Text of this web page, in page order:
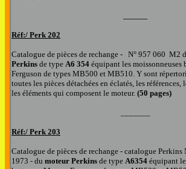
Réf:/ Perk 202
Catalogue de pièces de rechange - N° 957 060 M2
Perkins de type A6 354 équipant les moissonneuses
Ferguson de types MB500 et MB510. Y sont
toutes les pièces détachées en éclatés, les références,
les éléments qui composent le moteur. (50 pages)
Réf:/ Perk 203
Catalogue de pièces de rechange - catalogue Perkins
1973 - du moteur Perkins de type A6354 équipant l